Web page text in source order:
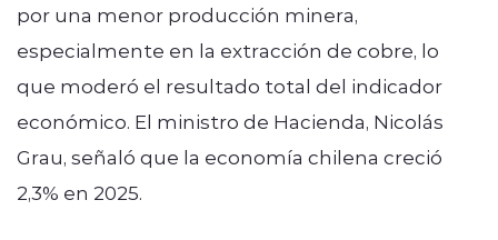
por una menor producción minera,
especialmente en la extracción de cobre, lo
que moderó el resultado total del indicador
económico. El ministro de Hacienda, Nicolás
Grau, señaló que la economía chilena creció
2,3% en 2025.